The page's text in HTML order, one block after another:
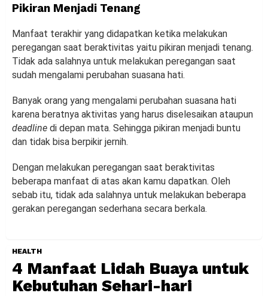
Pikiran Menjadi Tenang
Manfaat terakhir yang didapatkan ketika melakukan
peregangan saat beraktivitas yaitu pikiran menjadi tenang.
Tidak ada salahnya untuk melakukan peregangan saat
sudah mengalami perubahan suasana hati.
Banyak orang yang mengalami perubahan suasana hati
karena beratnya aktivitas yang harus diselesaikan ataupun
deadline di depan mata. Sehingga pikiran menjadi buntu
dan tidak bisa berpikir jernih.
Dengan melakukan peregangan saat beraktivitas
beberapa manfaat di atas akan kamu dapatkan. Oleh
sebab itu, tidak ada salahnya untuk melakukan beberapa
gerakan peregangan sederhana secara berkala.
HEALTH
4 Manfaat Lidah Buaya untuk
Kebutuhan Sehari-hari